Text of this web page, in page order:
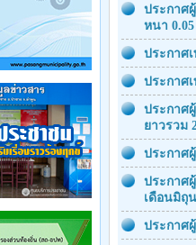
ประกาศ
หนา
ประกาศ
ประกาศ
ประกาศ
ยาวรวม
ประกาศ
ประกาศ
เดือนมิถุ
ประกาศ